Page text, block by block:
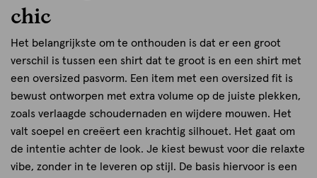
chic
Het belangrijkste om te onthouden is dat er een groot
verschil is tussen een shirt dat te groot is en een shirt met
een oversized pasvorm. Een item met een oversized fit is
bewust ontworpen met extra volume op de juiste plekken,
zoals verlaagde schoudernaden en wijdere mouwen. Het
valt soepel en creëert een krachtig silhouet. Het gaat om
de intentie achter de look. Je kiest bewust voor die relaxte
vibe, zonder in te leveren op stijl. De basis hiervoor is een